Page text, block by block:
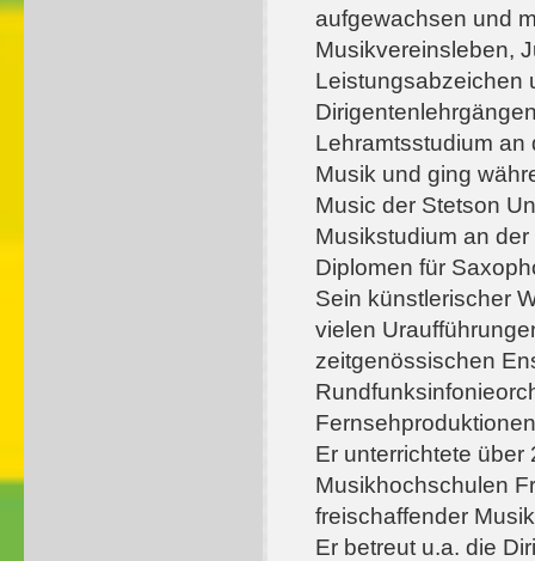
aufgewachsen und
Musikvereinsleben,
Leistungsabzeichen
Lehramtsstudium
Musik und ging
Music der Stetson
Musikstudium an
Diplomen für
Sein künstlerischer
vielen
zeitgenössischen
Er unterrichtete
Musikhochschulen
freischaffender
Er betreut u.a. die